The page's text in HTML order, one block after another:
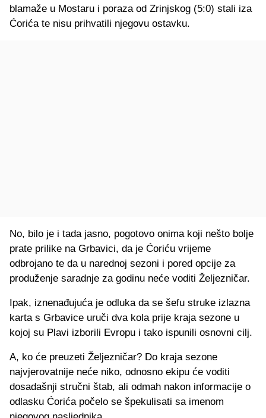
blamaže u Mostaru i poraza od Zrinjskog (5:0) stali iza
Ćorića te nisu prihvatili njegovu ostavku.
No, bilo je i tada jasno, pogotovo onima koji nešto bolje
prate prilike na Grbavici, da je Ćoriću vrijeme
odbrojano te da u narednoj sezoni i pored opcije za
produženje saradnje za godinu neće voditi Željezničar.
Ipak, iznenađujuća je odluka da se šefu struke izlazna
karta s Grbavice uruči dva kola prije kraja sezone u
kojoj su Plavi izborili Evropu i tako ispunili osnovni cilj.
A, ko će preuzeti Željezničar? Do kraja sezone
najvjerovatnije neće niko, odnosno ekipu će voditi
dosadašnji stručni štab, ali odmah nakon informacije o
odlasku Ćorića počelo se špekulisati sa imenom